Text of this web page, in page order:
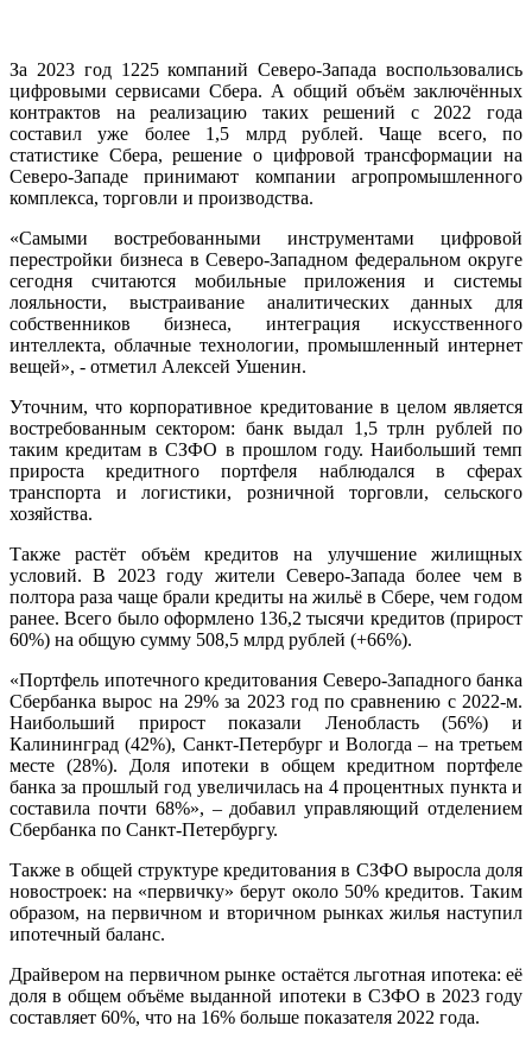
За 2023 год 1225 компаний Северо-Запада воспользовались
цифровыми сервисами Сбера. А общий объём заключённых
контрактов на реализацию таких решений с 2022 года
составил уже более 1,5 млрд рублей. Чаще всего, по
статистике Сбера, решение о цифровой трансформации на
Северо-Западе принимают компании агропромышленного
комплекса, торговли и производства.
«Самыми востребованными инструментами цифровой
перестройки бизнеса в Северо-Западном федеральном округе
сегодня считаются мобильные приложения и системы
лояльности, выстраивание аналитических данных для
собственников бизнеса, интеграция искусственного
интеллекта, облачные технологии, промышленный интернет
вещей», - отметил Алексей Ушенин.
Уточним, что корпоративное кредитование в целом является
востребованным сектором: банк выдал 1,5 трлн рублей по
таким кредитам в СЗФО в прошлом году. Наибольший темп
прироста кредитного портфеля наблюдался в сферах
транспорта и логистики, розничной торговли, сельского
хозяйства.
Также растёт объём кредитов на улучшение жилищных
условий. В 2023 году жители Северо-Запада более чем в
полтора раза чаще брали кредиты на жильё в Сбере, чем годом
ранее. Всего было оформлено 136,2 тысячи кредитов (прирост
60%) на общую сумму 508,5 млрд рублей (+66%).
«Портфель ипотечного кредитования Северо-Западного банка
Сбербанка вырос на 29% за 2023 год по сравнению с 2022-м.
Наибольший прирост показали Ленобласть (56%) и
Калининград (42%), Санкт-Петербург и Вологда – на третьем
месте (28%). Доля ипотеки в общем кредитном портфеле
банка за прошлый год увеличилась на 4 процентных пункта и
составила почти 68%», – добавил управляющий отделением
Сбербанка по Санкт-Петербургу.
Также в общей структуре кредитования в СЗФО выросла доля
новостроек: на «первичку» берут около 50% кредитов. Таким
образом, на первичном и вторичном рынках жилья наступил
ипотечный баланс.
Драйвером на первичном рынке остаётся льготная ипотека: её
доля в общем объёме выданной ипотеки в СЗФО в 2023 году
составляет 60%, что на 16% больше показателя 2022 года.